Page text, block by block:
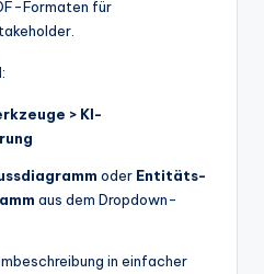
Formaten für
:
> KI-
oder Entitäts-
aus dem Dropdown-
in einfacher